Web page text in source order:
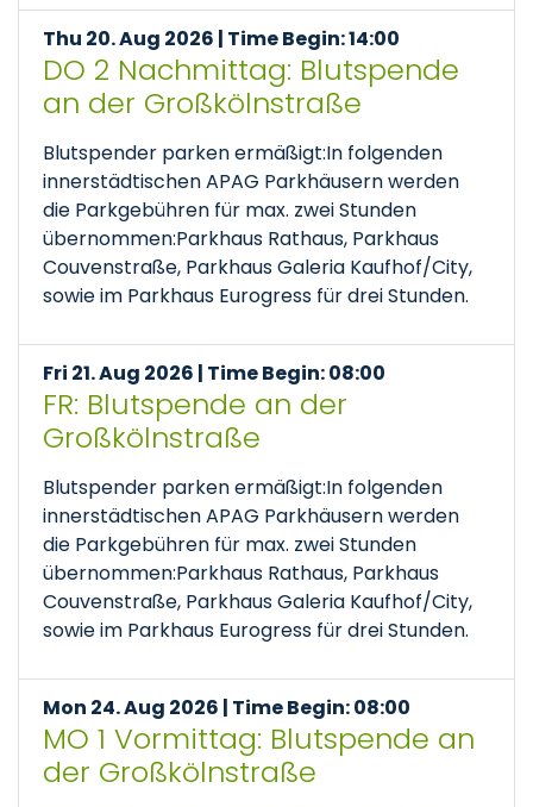
Thu 20. Aug 2026 | Time Begin: 14:00
DO 2 Nachmittag: Blutspende
an der Großkölnstraße
Blutspender parken ermäßigt:In folgenden
innerstädtischen APAG Parkhäusern werden
die Parkgebühren für max. zwei Stunden
übernommen:Parkhaus Rathaus, Parkhaus
Couvenstraße, Parkhaus Galeria Kaufhof/City,
sowie im Parkhaus Eurogress für drei Stunden.
Fri 21. Aug 2026 | Time Begin: 08:00
FR: Blutspende an der
Großkölnstraße
Blutspender parken ermäßigt:In folgenden
innerstädtischen APAG Parkhäusern werden
die Parkgebühren für max. zwei Stunden
übernommen:Parkhaus Rathaus, Parkhaus
Couvenstraße, Parkhaus Galeria Kaufhof/City,
sowie im Parkhaus Eurogress für drei Stunden.
Mon 24. Aug 2026 | Time Begin: 08:00
MO 1 Vormittag: Blutspende an
der Großkölnstraße